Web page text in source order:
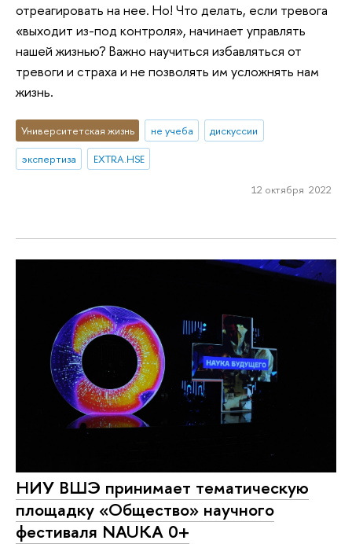
отреагировать на нее. Но! Что делать, если тревога
«выходит из-под контроля», начинает управлять
нашей жизнью? Важно научиться избавляться от
тревоги и страха и не позволять им усложнять нам
жизнь.
Университетская жизнь не учеба
дискуссии
экспертиза
EXTRA.HSE
12 октября 2022
НИУ ВШЭ принимает тематическую
площадку «Общество» научного
фестиваля NAUKA 0+